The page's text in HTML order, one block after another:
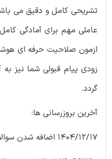
تشریحی کامل و دقیق می
عاملی مهم برای آمادگی
ازمون صلاحیت حرفه ای
زودی پیام قبولی شما نیز به
گردد.
آخرین بروزرسانی ها:
1404/12/17 اضافه شدن سوالات جدید به فصل دوم